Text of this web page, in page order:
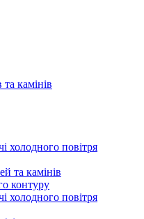
камінів
холодного повітря
та камінів
контуру
холодного повітря